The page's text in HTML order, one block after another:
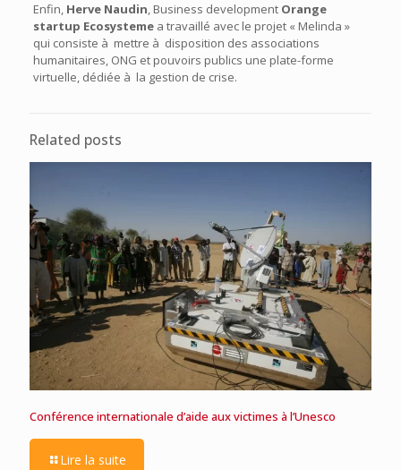
Enfin, Herve Naudin, Business development Orange
startup Ecosystemea travaillé avec le projet « Melinda »
qui consiste à mettre à disposition des associations
humanitaires, ONG et pouvoirs publics une plate-forme
virtuelle, dédiée à la gestion de crise.
Related posts
Conférence internationale d’aide aux victimes à l’Unesco
Lire la suite